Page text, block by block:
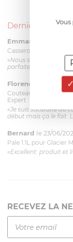
Derniers avis
Emmanuel 56 ans
Casserole mini 9 cm
«Nous sommes dans
parfaite pour
Florence 63 ans le
Couteau complet
Expert
«Je suis satisfaite du
début mais ça le fait.
Bernard le 23/06/
Pale 1.1L pour Glacier
«Excellent: produit et
RECEVEZ LA